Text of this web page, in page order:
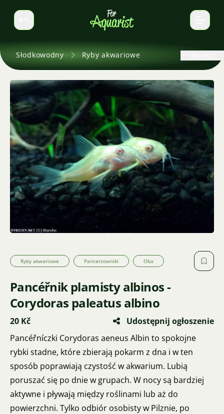
Zmień język
Słodkowodny Ryby akwariowe
Ryby akwariowe Pancerzowniki Oba
Pancéřnik plamisty albinos -
Corydoras paleatus albino
20 Kč
Udostępnij ogłoszenie
Pancéřníczki Corydoras aeneus Albin to spokojne
rybki stadne, które zbierają pokarm z dna i w ten
sposób poprawiają czystość w akwarium. Lubią
poruszać się po dnie w grupach. W nocy są bardziej
aktywne i pływają między roślinami lub aż do
powierzchni. Tylko odbiór osobisty w Pilznie, po